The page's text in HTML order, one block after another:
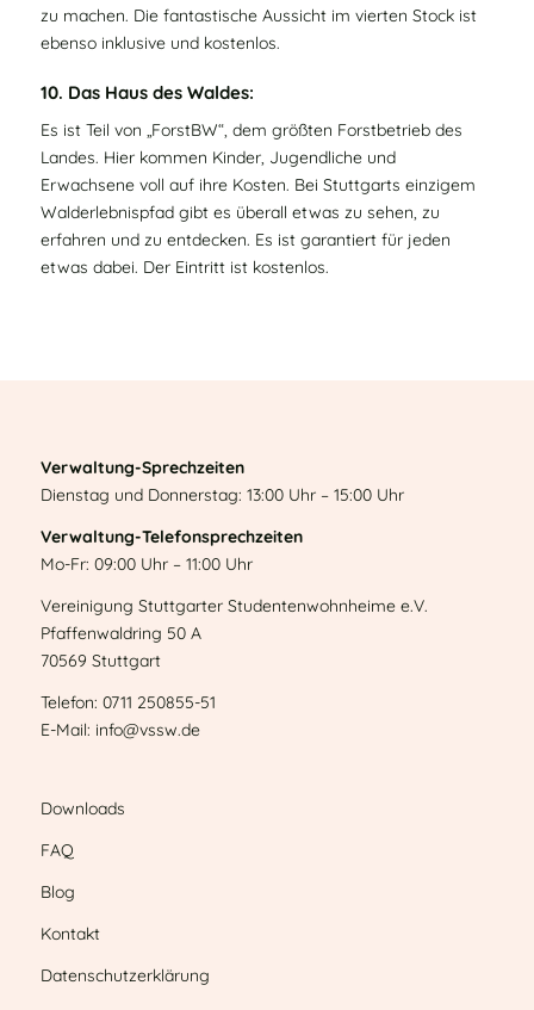
zu machen. Die fantastische Aussicht im vierten Stock ist
ebenso inklusive und kostenlos.
10. Das Haus des Waldes:
Es ist Teil von „ForstBW“, dem größten Forstbetrieb des
Landes. Hier kommen Kinder, Jugendliche und
Erwachsene voll auf ihre Kosten. Bei Stuttgarts einzigem
Walderlebnispfad gibt es überall etwas zu sehen, zu
erfahren und zu entdecken. Es ist garantiert für jeden
etwas dabei. Der Eintritt ist kostenlos.
Verwaltung-Sprechzeiten
Dienstag und Donnerstag: 13:00 Uhr – 15:00 Uhr
Verwaltung-Telefonsprechzeiten
Mo-Fr: 09:00 Uhr – 11:00 Uhr
Vereinigung Stuttgarter Studentenwohnheime e.V.
Pfaffenwaldring 50 A
70569 Stuttgart
Telefon: 0711 250855-51
E-Mail: info@vssw.de
Downloads
FAQ
Blog
Kontakt
Datenschutzerklärung